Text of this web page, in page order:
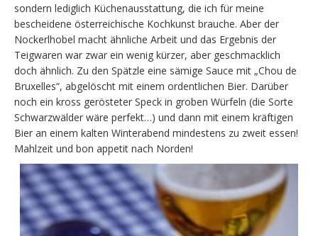
sondern lediglich Küchenausstattung, die ich für meine
bescheidene österreichische Kochkunst brauche. Aber der
Nockerlhobel macht ähnliche Arbeit und das Ergebnis der
Teigwaren war zwar ein wenig kürzer, aber geschmacklich
doch ähnlich. Zu den Spätzle eine sämige Sauce mit „Chou de
Bruxelles“, abgelöscht mit einem ordentlichen Bier. Darüber
noch ein kross gerösteter Speck in groben Würfeln (die Sorte
Schwarzwälder wäre perfekt…) und dann mit einem kräftigen
Bier an einem kalten Winterabend mindestens zu zweit essen!
Mahlzeit und bon appetit nach Norden!